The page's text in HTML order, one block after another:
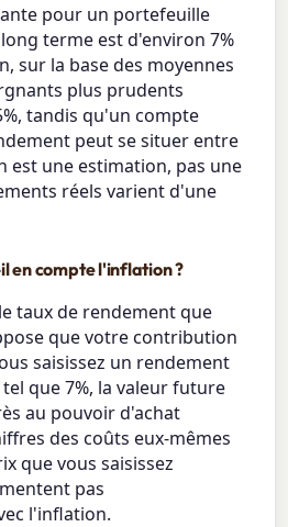
pour un portefeuille
terme est d'environ 7%
sur la base des moyennes
plus prudents
tandis qu'un compte
peut se situer entre
est une estimation, pas une
réels varient d'une
en compte l'inflation ?
taux de rendement que
que votre contribution
saisissez un rendement
que 7%, la valeur future
au pouvoir d'achat
des coûts eux-mêmes
que vous saisissez
pas
l'inflation.